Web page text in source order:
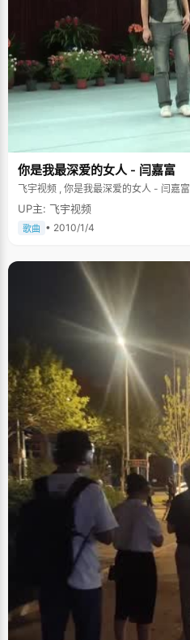
你是我最深爱的女人 - 闫嘉富
飞宇视频 , 你是我最深爱的女人 - 闫嘉富
UP主: 飞宇视频
歌曲 • 2010/1/4